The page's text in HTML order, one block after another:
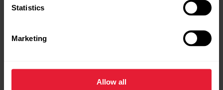
Statistics
Marketing
Allow all
entrenamientos habituales.